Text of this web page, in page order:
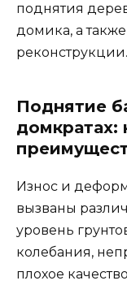
поднятия
домика, а
реконструкции.
Поднятие
домкратах:
Износ и
вызваны
уровень
колебания,
плохое